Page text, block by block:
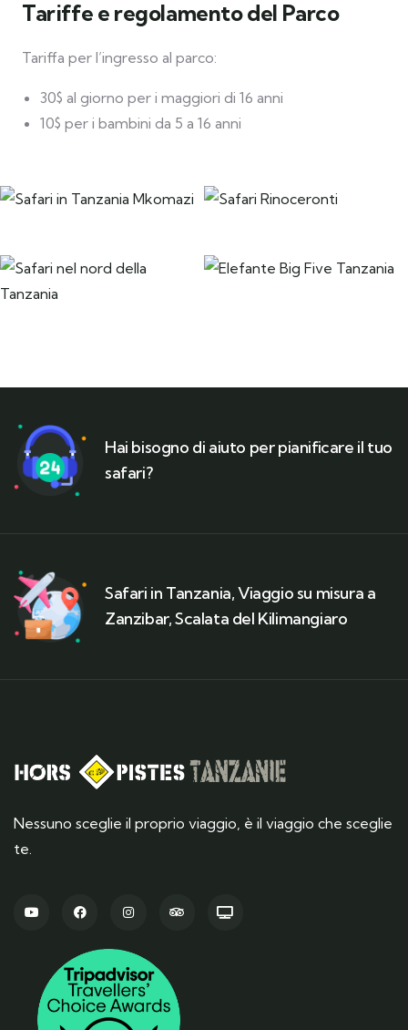
Tariffe e regolamento del Parco
Tariffa per l’ingresso al parco:
30$ al giorno per i maggiori di 16 anni
10$ per i bambini da 5 a 16 anni
Hai bisogno di aiuto per pianificare il tuo
safari?
Safari in Tanzania, Viaggio su misura a
Zanzibar, Scalata del Kilimangiaro
Nessuno sceglie il proprio viaggio, è il viaggio che sceglie
te.